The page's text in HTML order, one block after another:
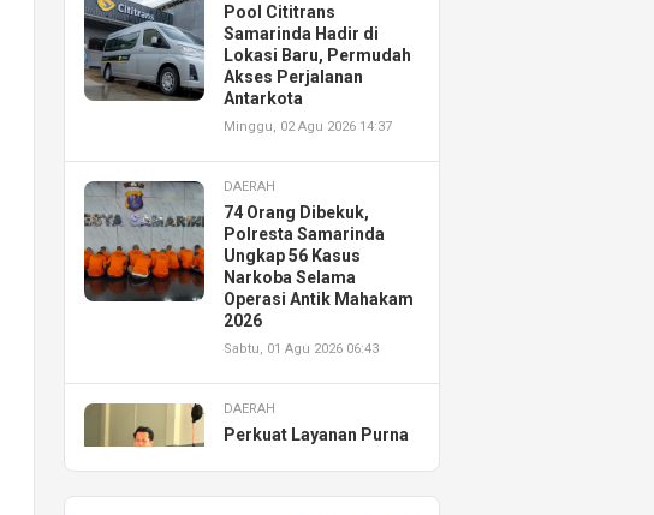
Pool Cititrans
Samarinda Hadir di
Lokasi Baru, Permudah
Akses Perjalanan
Antarkota
Minggu, 02 Agu 2026 14:37
DAERAH
74 Orang Dibekuk,
Polresta Samarinda
Ungkap 56 Kasus
Narkoba Selama
Operasi Antik Mahakam
2026
Sabtu, 01 Agu 2026 06:43
DAERAH
Perkuat Layanan Purna
Resmikan AHASS